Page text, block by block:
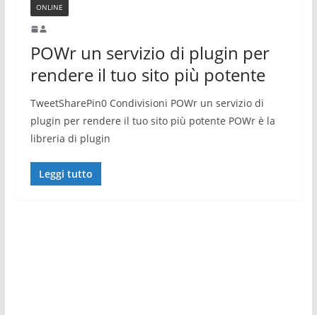
ONLINE
POWr un servizio di plugin per
rendere il tuo sito più potente
TweetSharePin0 Condivisioni POWr un servizio di
plugin per rendere il tuo sito più potente POWr è la
libreria di plugin
Leggi tutto